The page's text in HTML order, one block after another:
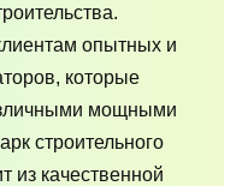
опытных и
которые
мощными
строительного
из качественной